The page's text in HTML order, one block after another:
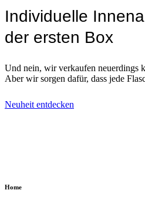
Individuelle
der ersten Box
Und nein, wir verkaufen neuerdings
Aber wir sorgen dafür, dass jede
Neuheit entdecken
Home